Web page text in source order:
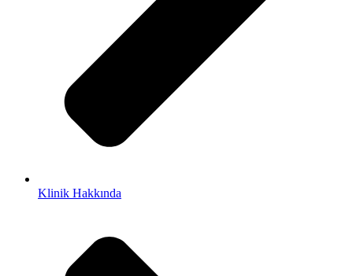
Klinik Hakkında